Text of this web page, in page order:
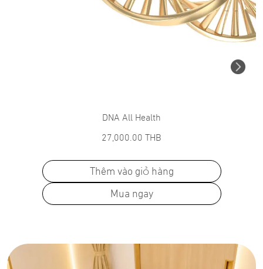
DNA All Health
27,000.00 THB
Thêm vào giỏ hàng
Mua ngay